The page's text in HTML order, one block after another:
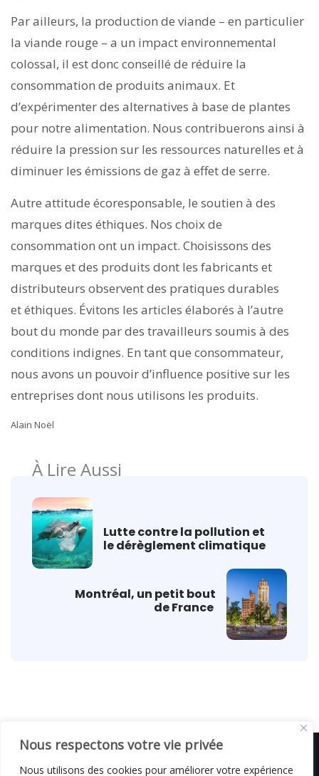
Nous respectons votre vie privée
Nous utilisons des cookies pour améliorer votre expérience
Par ailleurs, la production de viande – en particulier
la viande rouge – a un impact environnemental
colossal, il est donc conseillé de réduire la
consommation de produits animaux. Et
d’expérimenter des alternatives à base de plantes
pour notre alimentation. Nous contribuerons ainsi à
réduire la pression sur les ressources naturelles et à
diminuer les émissions de gaz à effet de serre.
Autre attitude écoresponsable, le soutien à des
marques dites éthiques. Nos choix de
consommation ont un impact. Choisissons des
marques et des produits dont les fabricants et
distributeurs observent des pratiques durables
et éthiques. Évitons les articles élaborés à l’autre
bout du monde par des travailleurs soumis à des
conditions indignes. En tant que consommateur,
nous avons un pouvoir d’influence positive sur les
entreprises dont nous utilisons les produits.
Alain Noël
À Lire Aussi
Lutte contre la pollution et
le dérèglement climatique
Montréal, un petit bout
de France